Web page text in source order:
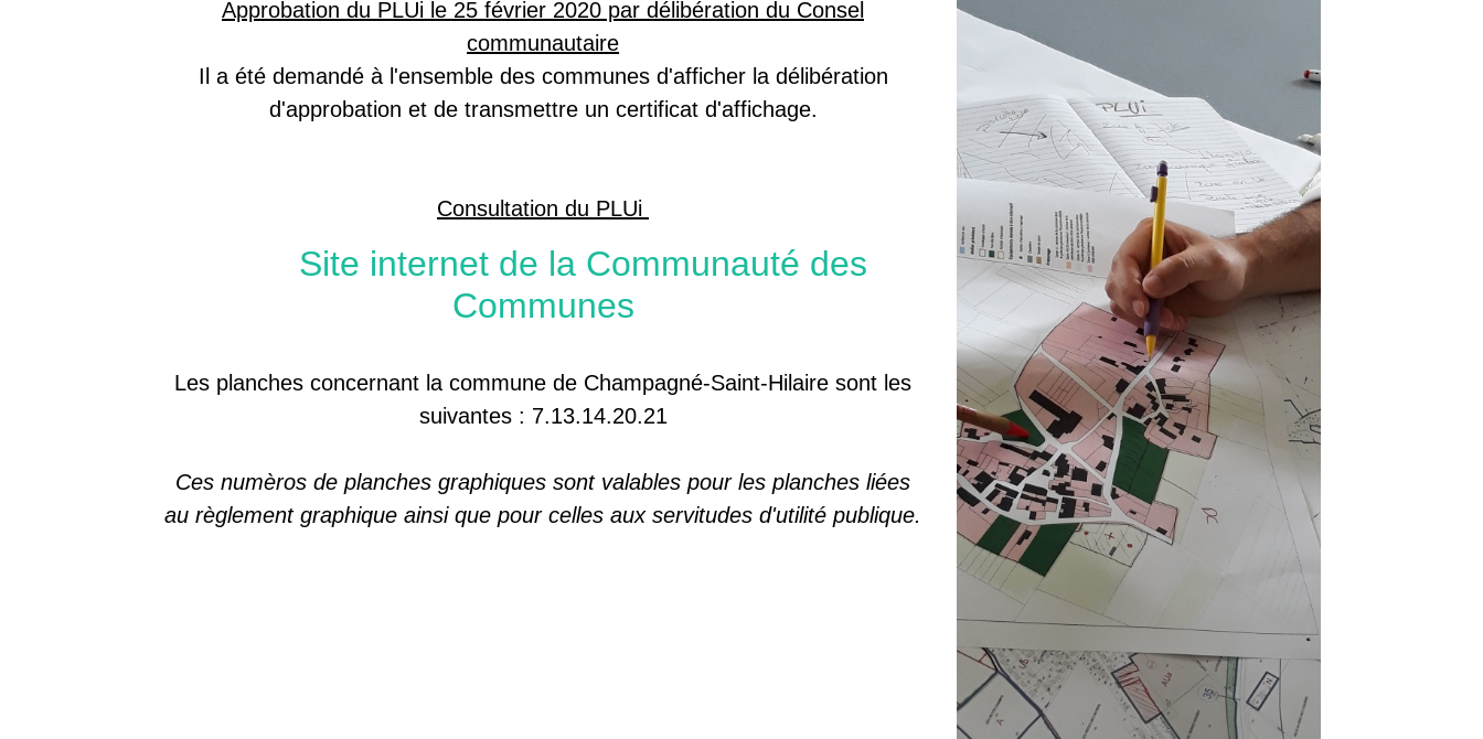
Approbation du PLUi le 25 février 2020 par délibération du Consel
communautaire
Il a été demandé à l'ensemble des communes d'afficher la délibération
d'approbation et de transmettre un certificat d'affichage.
Consultation du PLUi
Site internet de la Communauté des
Communes
Les planches concernant la commune de Champagné-Saint-Hilaire sont les
suivantes : 7.13.14.20.21
Ces numèros de planches graphiques sont valables pour les planches liées
au règlement graphique ainsi que pour celles aux servitudes d'utilité publique.